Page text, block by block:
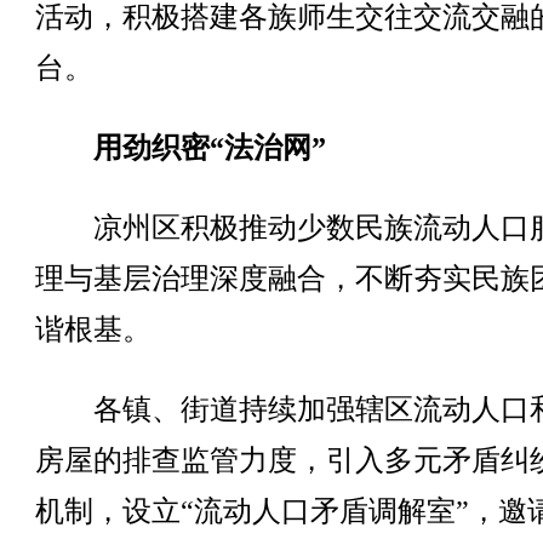
活动，积极搭建各族师生交往交流交融
台。
用劲织密“法治网”
凉州区积极推动少数民族流动人口
理与基层治理深度融合，不断夯实民族
谐根基。
各镇、街道持续加强辖区流动人口
房屋的排查监管力度，引入多元矛盾纠
机制，设立“流动人口矛盾调解室”，邀